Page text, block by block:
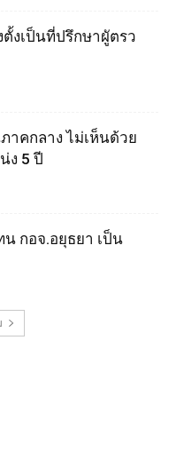
งเป็นที่ปรึกษาผูัตรว
คกลาง ไม่เห็นด้วย
ง 5 ปี
กอจ.อยุธยา เป็น